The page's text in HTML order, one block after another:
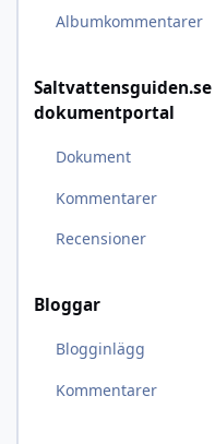
Albumkommentarer
dokumentportal
Dokument
Kommentarer
Recensioner
Bloggar
Blogginlägg
Kommentarer